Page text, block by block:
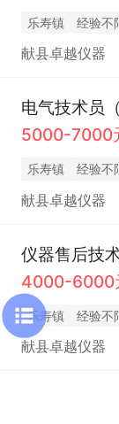
乐寿镇 经验不
献县卓越仪器
电气技术员
5000-7000
乐寿镇 经验不
献县卓越仪器
仪器售后技
4000-6000
乐寿镇 经验不
献县卓越仪器